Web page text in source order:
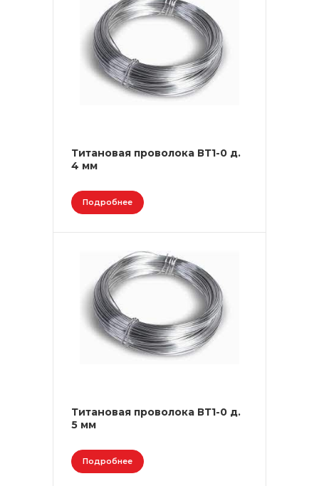
Титановая проволока ВТ1-0 д.
4 мм
Подробнее
Титановая проволока ВТ1-0 д.
5 мм
Подробнее